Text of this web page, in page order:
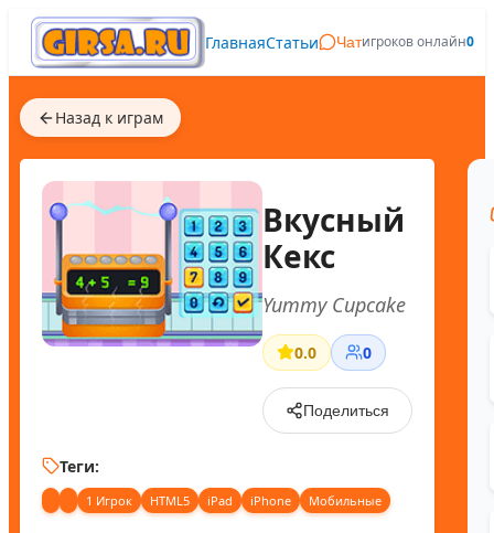
ГлавнаяСтатьи Чатигроков онлайн0
Назад к играм
Вкусный
Кекс
Yummy Cupcake
0.0 0
Поделиться
Теги:
1 Игрок HTML5 iPad iPhone Мобильные